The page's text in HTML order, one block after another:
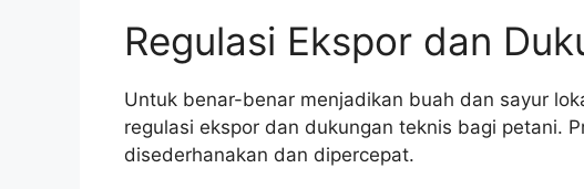
Regulasi Ekspor dan
Untuk benar-benar menjadikan buah dan sayur
regulasi ekspor dan dukungan teknis bagi petani.
disederhanakan dan dipercepat.